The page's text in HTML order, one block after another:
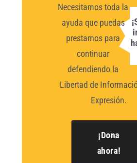
Necesitamos toda la
ayuda que puedas
prestarnos para
continuar
defendiendo la
Libertad de
Expresión.
¡Dona
ahora!